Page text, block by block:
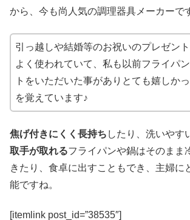
から、今も尚人気の調理器具メーカーで
引っ越しや結婚等のお祝いのプレゼン
よく使われていて、私も以前フライパ
トをいただいた事がありとても嬉しか
を覚えています♪
焦げ付きにくく長持ち したり、洗いやす
取手が取れるフライパンや鍋はそのまま
きたり、食卓に出すこともでき、主婦に
能ですね。
[itemlink post_id=”38535″]